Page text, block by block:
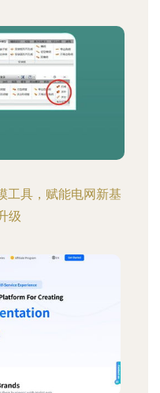
工具，赋能电网新基
级